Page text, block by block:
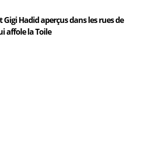
Gigi Hadid aperçus dans les rues de
affole la Toile